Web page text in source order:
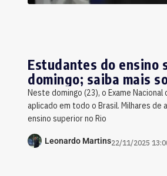
Estudantes do ensino
domingo; saiba mais
Neste domingo (23), o Exame
aplicado em todo o Brasil. Milhares de
ensino superior no Rio
Leonardo Martins22/11/2025